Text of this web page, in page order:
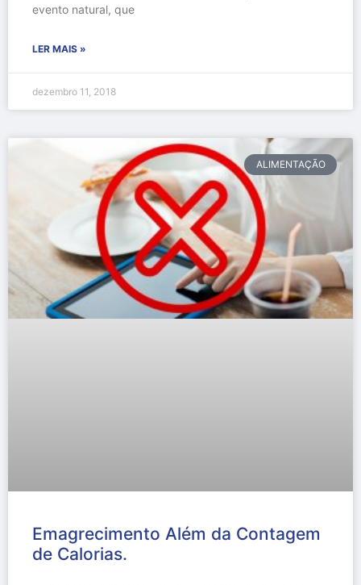
evento natural, que
LER MAIS »
dezembro 11, 2018
ALIMENTAÇÃO
Emagrecimento Além da Contagem
de Calorias.